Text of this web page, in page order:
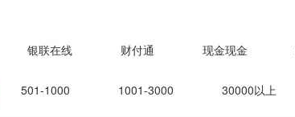
银联在线 财付通 现金现金
501-1000 1001-3000 30000以上